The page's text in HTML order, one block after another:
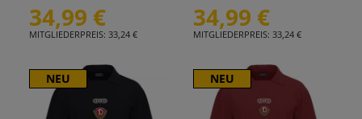
34,99 €
MITGLIEDERPREIS: 33,24 €
34,99 €
MITGLIEDERPREIS: 33,24 €
NEU NEU